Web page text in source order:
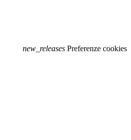
new_releases Preferenze cookies